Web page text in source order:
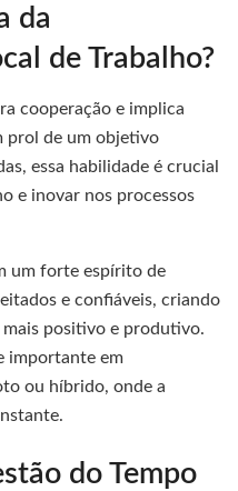
da
de Trabalho?
cooperação e implica
prol de um objetivo
essa habilidade é crucial
e inovar nos processos
um forte espírito de
e confiáveis, criando
positivo e produtivo.
importante em
ou híbrido, onde a
do Tempo